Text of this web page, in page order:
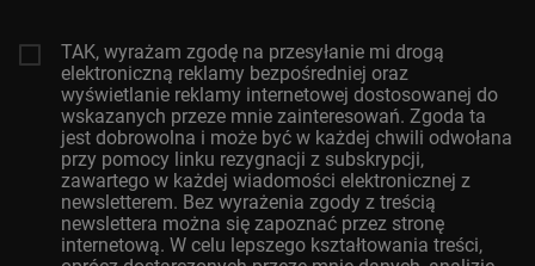
TAK, wyrażam zgodę na przesyłanie mi drogą
elektroniczną reklamy bezpośredniej oraz
wyświetlanie reklamy internetowej dostosowanej do
wskazanych przeze mnie zainteresowań. Zgoda ta
jest dobrowolna i może być w każdej chwili odwołana
przy pomocy linku rezygnacji z subskrypcji,
zawartego w każdej wiadomości elektronicznej z
newsletterem. Bez wyrażenia zgody z treścią
newslettera można się zapoznać przez stronę
internetową. W celu lepszego kształtowania treści,